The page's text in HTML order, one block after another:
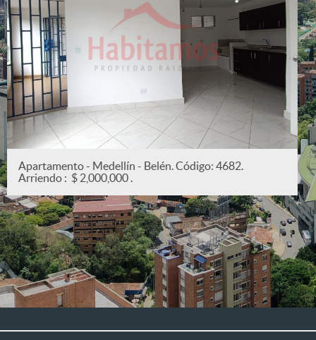
Apartamento - Medellín - San Joaquín. Código: 5382.
Arriendo : $ 2,200,000 .